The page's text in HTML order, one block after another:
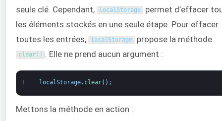
seule clé. Cependant,
localStorage permet d’effacer
les éléments stockés en une seule étape. Pour effacer
toutes les entrées,
localStorage propose la méthode
clear( ) . Elle ne prend aucun argument :
1 localStorage. clear( ) ;
Mettons la méthode en action :